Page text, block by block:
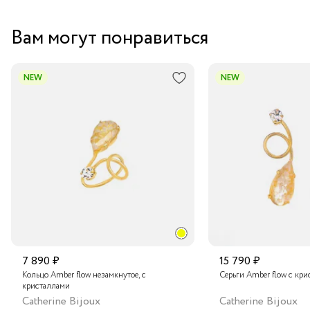
Вам могут понравиться
NEW
7 890 ₽
Кольцо Amber flow незамкнутое, с
кристаллами
Catherine Bijoux
NEW
15 790 ₽
Серьги Amber flow с
Catherine Bijoux